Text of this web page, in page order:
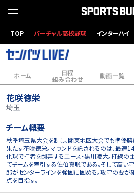
TOP バーチャル高校野球 インターハイ
ホーム 日程
組み合わせ 動画一覧
花咲徳栄
埼玉
チーム概要
秋季埼玉県大会を制し、関東地区大会でも準優
果たす花咲徳栄。マウンドを託されるのは、最
化球で打者を翻弄するエース・黒川凌大。打線の
てチームを牽引する佐伯真聡である。そして高い
郎がセンターラインを強固に固める。攻守の要
点を目指す。